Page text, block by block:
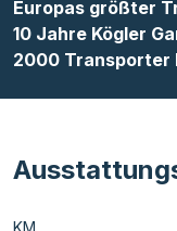
Europas größter
10 Jahre Kögler
2000 Transporter
KM